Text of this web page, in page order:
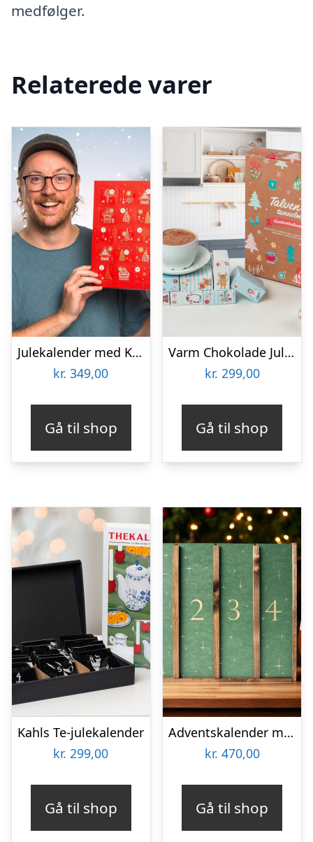
medfølger.
Relaterede varer
Julekalender med Kaffekapsler
kr. 349,00
Gå til shop
Varm Chokolade Julekalender
kr. 299,00
Gå til shop
Kahls Te-julekalender
kr. 299,00
Gå til shop
Adventskalender med Danske Juleøl & Snacks
kr. 470,00
Gå til shop